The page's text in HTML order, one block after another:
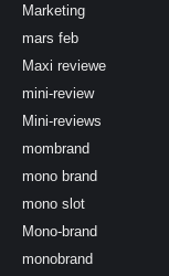
Marketing
mars feb
Maxi reviewe
mini-review
Mini-reviews
mombrand
mono brand
mono slot
Mono-brand
monobrand